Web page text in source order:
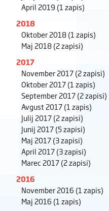
April 2019 (1 zapis)
2018
Oktober 2018(1 zapis)
Maj 2018(2 zapisi)
2017
November 2017(2 zapisi)
Oktober 2017(1 zapis)
September 2017(2 zapisi)
Avgust 2017(1 zapis)
Julij 2017(2 zapisi)
Junij 2017(5 zapisi)
Maj 2017(3 zapisi)
April 2017(3 zapisi)
Marec 2017(2 zapisi)
2016
November 2016 (1 zapis)
Maj 2016 (1 zapis)